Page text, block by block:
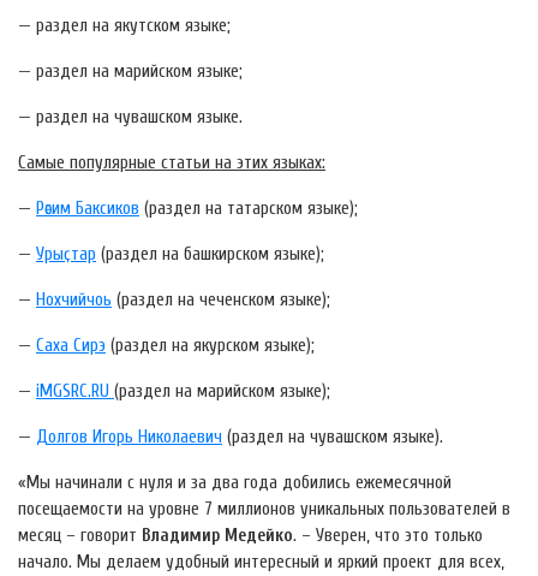
— раздел на якутском языке;
— раздел на марийском языке;
— раздел на чувашском языке.
Самые популярные статьи на этих языках:
— Рәсим Баксиков (раздел на татарском языке);
— Урыҫтар (раздел на башкирском языке);
— Нохчийчоь (раздел на чеченском языке);
— Саха Сирэ (раздел на якурском языке);
— iMGSRC.RU (раздел на марийском языке);
— Долгов Игорь Николаевич (раздел на чувашском языке).
«Мы начинали с нуля и за два года добились ежемесячной
посещаемости на уровне 7 миллионов уникальных пользователей в
месяц – говорит Владимир Медейко. – Уверен, что это только
начало. Мы делаем удобный интересный и яркий проект для всех,